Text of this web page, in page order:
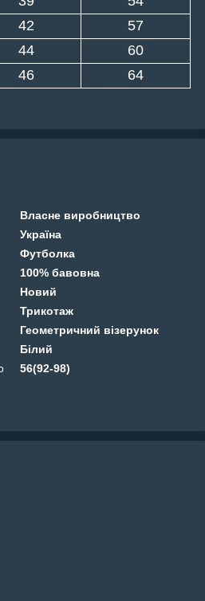
42
57
44
60
46 64
Власне виробництво
Україна
Футболка
100% бавовна
Новий
Трикотаж
Геометричний візерунок
Білий
56(92-98)